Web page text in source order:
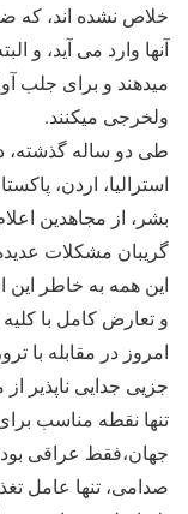
خلاص نشده اند، که
آنها وارد می آید، و
میدهند و برای جلب
ولخرجی میکنند.
طی دو ساله گذشته،
استرالیا، اردن،
بشر، از مجاهدین
گریبان مشکلات
این همه به خاطر
و تعارض کامل با
امروز در مقابله با
جزیی جدایی ناپذیر
تنها نقطه مناسب
جهان،فقط عراقی
صدامی، تنها عامل